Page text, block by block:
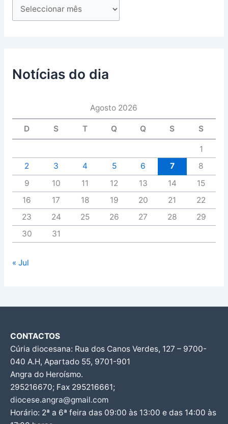
Notícias do dia
Agosto 2026
D S T Q Q S S
1
2
3 4 5 6 7
8
9
10 11 12 13 14
15
16
17 18 19 20 21
22
23
24 25 26 27 28
29
30
31
« Jul
CONTACTOS
Cúria diocesana: Rua dos Canos Verdes, 127 – 9700-
040 A.H, Apartado 55, 9701-901
Angra do Heroísmo.
295216670; Fax 295216661;
diocese.angra@gmail.com
Horário: 2ª a 6ª feira das 09:00 às 13:00 e das 14:00 às